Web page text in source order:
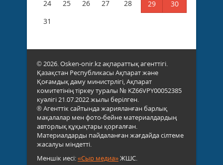
24
25 26 27 28 29
30
31
© 2026. Osken-onir.kz ақпараттық агенттігі.
Қазақстан Республикасы Ақпарат және
Қоғамдық даму министрлігі, Ақпарат
комитетінің тіркеу туралы № KZ66VPY00052385
куәлігі 21.07.2022 жылы берілген.
® Агенттік сайтында жарияланған барлық
мақалалар мен фото-бейне материалдардың
авторлық құқықтары қорғалған.
Материалдарды пайдаланған жағдайда сілтеме
жасалуы міндетті.
Меншік иесі:«Сыр медиа»ЖШС.